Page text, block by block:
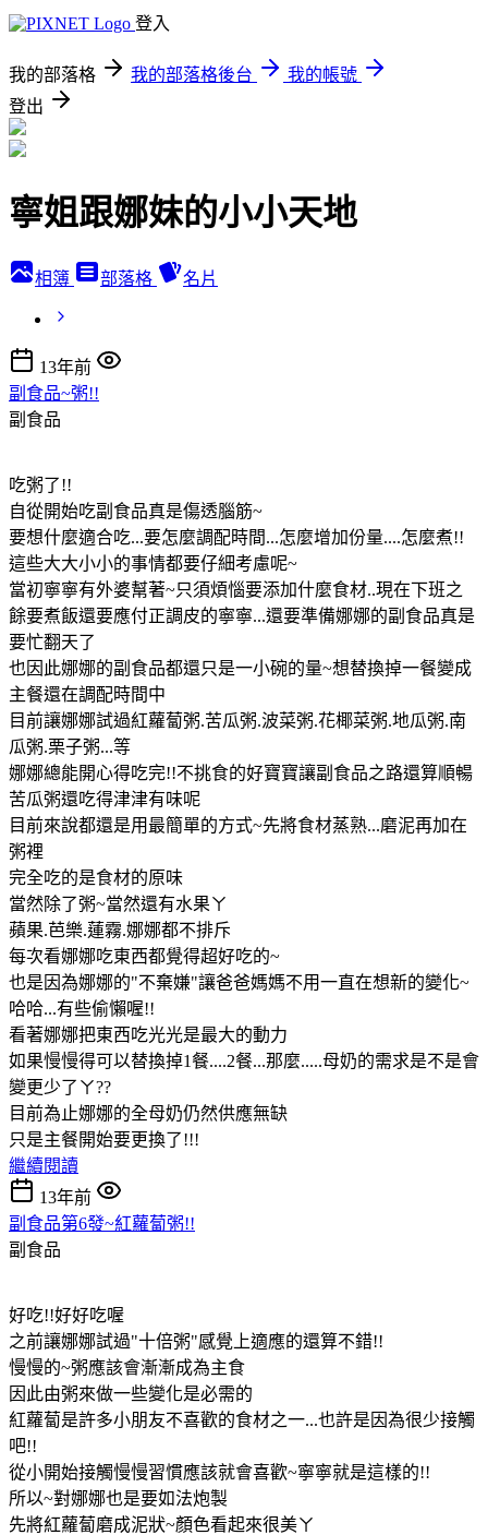
登入
我的部落格 我的部落格後台
我的帳號
登出
寧姐跟娜妹的小小天地
相簿 部落格 名片
13年前
副食品~粥!!
副食品
吃粥了!!
自從開始吃副食品真是傷透腦筋~
要想什麼適合吃...要怎麼調配時間...怎麼增加份量....怎麼煮!!
這些大大小小的事情都要仔細考慮呢~
當初寧寧有外婆幫著~只須煩惱要添加什麼食材..現在下班之
餘要煮飯還要應付正調皮的寧寧...還要準備娜娜的副食品真是
要忙翻天了
也因此娜娜的副食品都還只是一小碗的量~想替換掉一餐變成
主餐還在調配時間中
目前讓娜娜試過紅蘿蔔粥.苦瓜粥.波菜粥.花椰菜粥.地瓜粥.南
瓜粥.栗子粥...等
娜娜總能開心得吃完!!不挑食的好寶寶讓副食品之路還算順暢
苦瓜粥還吃得津津有味呢
目前來說都還是用最簡單的方式~先將食材蒸熟...磨泥再加在
粥裡
完全吃的是食材的原味
當然除了粥~當然還有水果ㄚ
蘋果.芭樂.蓮霧.娜娜都不排斥
每次看娜娜吃東西都覺得超好吃的~
也是因為娜娜的"不棄嫌"讓爸爸媽媽不用一直在想新的變化~
哈哈...有些偷懶喔!!
看著娜娜把東西吃光光是最大的動力
如果慢慢得可以替換掉1餐....2餐...那麼.....母奶的需求是不是會
變更少了ㄚ??
目前為止娜娜的全母奶仍然供應無缺
只是主餐開始要更換了!!!
繼續閱讀
13年前
副食品第6發~紅蘿蔔粥!!
副食品
好吃!!好好吃喔
之前讓娜娜試過"十倍粥"感覺上適應的還算不錯!!
慢慢的~粥應該會漸漸成為主食
因此由粥來做一些變化是必需的
紅蘿蔔是許多小朋友不喜歡的食材之一...也許是因為很少接觸
吧!!
從小開始接觸慢慢習慣應該就會喜歡~寧寧就是這樣的!!
所以~對娜娜也是要如法炮製
先將紅蘿蔔磨成泥狀~顏色看起來很美ㄚ